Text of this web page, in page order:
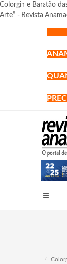
Colorgin e Baratão
Arte” - Revista